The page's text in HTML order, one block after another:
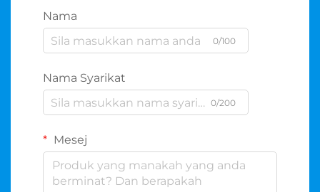
Nama
0/100
Nama Syarikat
0/200
Mesej